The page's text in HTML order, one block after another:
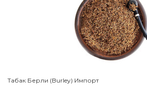
Табак Берли (Burley) Импорт